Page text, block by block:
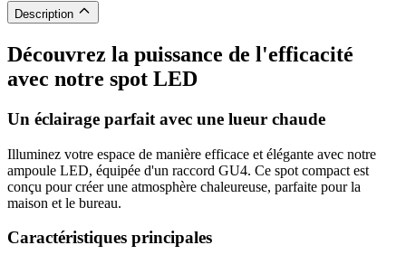
Description
Découvrez la puissance de l'efficacité
avec notre spot LED
Un éclairage parfait avec une lueur chaude
Illuminez votre espace de manière efficace et élégante avec notre
ampoule LED, équipée d'un raccord GU4. Ce spot compact est
conçu pour créer une atmosphère chaleureuse, parfaite pour la
maison et le bureau.
Caractéristiques principales